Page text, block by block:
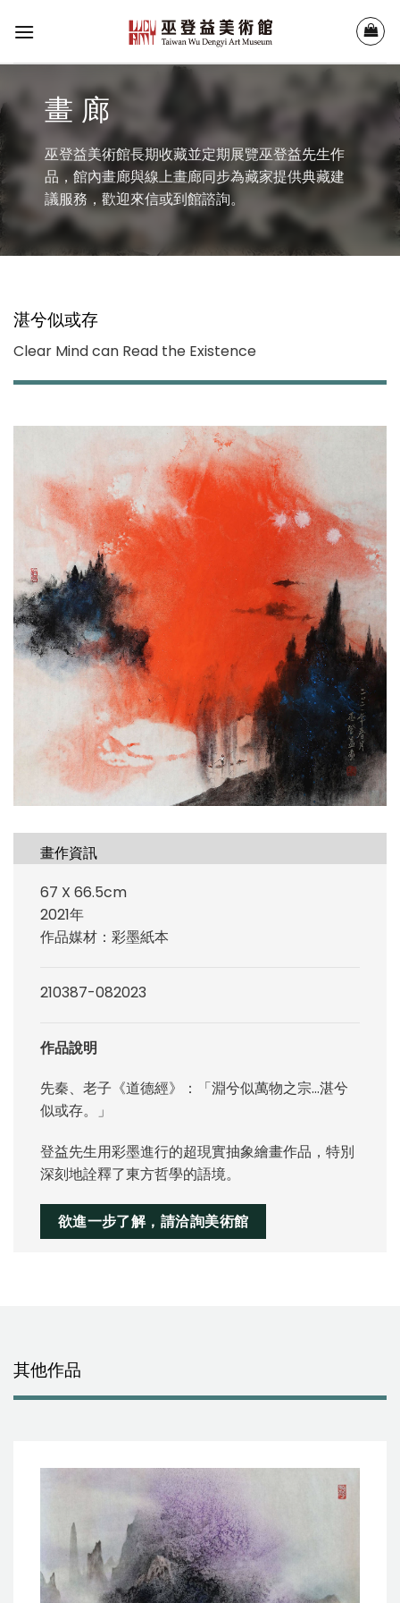
畫 廊
巫登益美術館長期收藏並定期展覽巫登益先生作
品，館內畫廊與線上畫廊同步為藏家提供典藏建
議服務，歡迎來信或到館諮詢。
湛兮似或存
Clear Mind can Read the Existence
畫作資訊
67 X 66.5cm
2021年
作品媒材：彩墨紙本
210387-082023
作品說明
先秦、老子《道德經》：「淵兮似萬物之宗…湛兮
似或存。」
登益先生用彩墨進行的超現實抽象繪畫作品，特別
深刻地詮釋了東方哲學的語境。
欲進一步了解，請洽詢美術館
其他作品